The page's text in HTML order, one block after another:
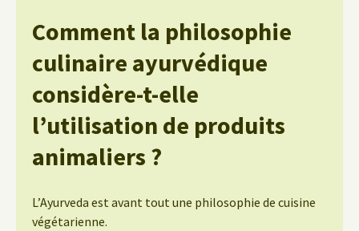
Comment la philosophie
culinaire ayurvédique
considère-t-elle
l’utilisation de produits
animaliers ?
L’Ayurveda est avant tout une philosophie de cuisine
végétarienne.